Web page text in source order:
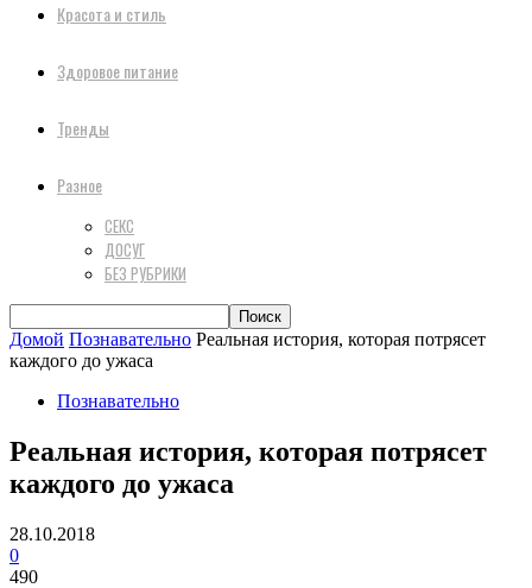
Красота и стиль
Здоровое питание
Тренды
Разное
СЕКС
ДОСУГ
БЕЗ РУБРИКИ
Домой Познавательно Реальная история, которая потрясет
каждого до ужаса
Познавательно
Реальная история, которая потрясет
каждого до ужаса
28.10.2018
0
490